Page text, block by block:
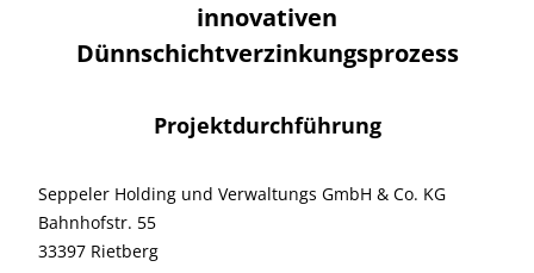
innovativen
Dünnschichtverzinkungsprozess
Projektdurchführung
Seppeler Holding und Verwaltungs GmbH & Co. KG
Bahnhofstr. 55
33397 Rietberg